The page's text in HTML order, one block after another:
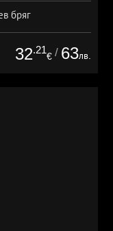
бряг
32.21
€ / 63лв.